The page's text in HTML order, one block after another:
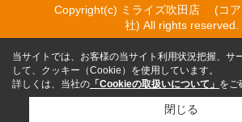
Copyright(c) ミライズ吹田店 (コア
社) All rights reserved.
当サイトでは、お客様の当サイト利用状況把握、サ
して、クッキー（Cookie）を使用しています。
詳しくは、当社の 「Cookieの取扱いについて」 をご
閉じる